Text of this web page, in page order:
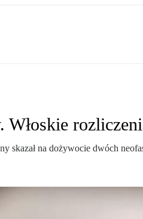
skazał na dożywocie dwóch